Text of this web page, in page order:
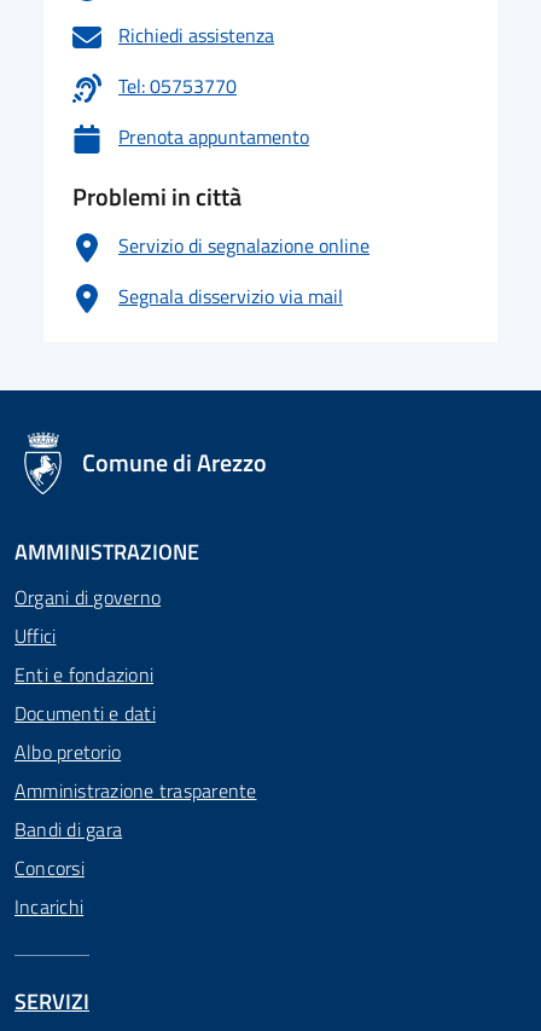
Richiedi assistenza
Tel: 05753770
Prenota appuntamento
Problemi in città
Servizio di segnalazione online
Segnala disservizio via mail
logo Unione Europea
Comune di Arezzo
AMMINISTRAZIONE
Organi di governo
Uffici
Enti e fondazioni
Documenti e dati
Albo pretorio
Amministrazione trasparente
Bandi di gara
Concorsi
Incarichi
SERVIZI